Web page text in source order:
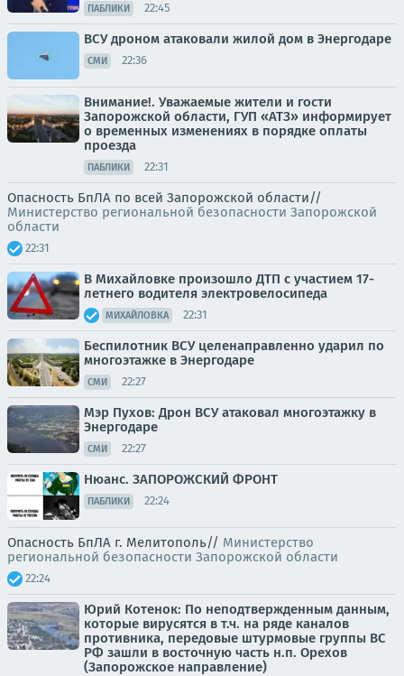
ПАБЛИКИ 22:45
ВСУ дроном атаковали жилой дом в Энергодаре
СМИ 22:36
Внимание!. Уважаемые жители и гости
Запорожской области, ГУП «АТЗ» информирует
о временных изменениях в порядке оплаты
проезда
ПАБЛИКИ 22:31
Опасность БпЛА по всей Запорожской области//
Министерство региональной безопасности Запорожской
области
22:31
В Михайловке произошло ДТП с участием 17-
летнего водителя электровелосипеда
МИХАЙЛОВКА 22:31
Беспилотник ВСУ целенаправленно ударил по
многоэтажке в Энергодаре
СМИ 22:27
Мэр Пухов: Дрон ВСУ атаковал многоэтажку в
Энергодаре
СМИ 22:27
Нюанс. ЗАПОРОЖСКИЙ ФРОНТ
ПАБЛИКИ 22:24
Опасность БпЛА г. Мелитополь// Министерство
региональной безопасности Запорожской области
22:24
Юрий Котенок: По неподтвержденным данным,
которые вирусятся в т.ч. на ряде каналов
противника, передовые штурмовые группы ВС
РФ зашли в восточную часть н.п. Орехов
(Запорожское направление)